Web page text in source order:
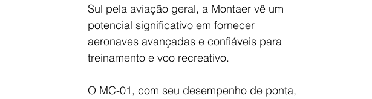
Sul pela aviação geral, a Montaer vê um
potencial significativo em fornecer
aeronaves avançadas e confiáveis para
treinamento e voo recreativo.
O MC-01, com seu desempenho de ponta,